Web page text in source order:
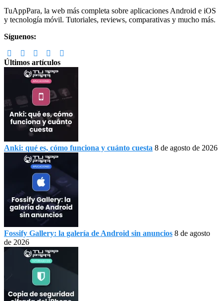
Footer
TuAppPara, la web más completa sobre aplicaciones Android e iOS
y tecnología móvil. Tutoriales, reviews, comparativas y mucho más.
Síguenos:
Últimos artículos
Anki: qué es, cómo funciona y cuánto cuesta 8 de agosto de 2026
Fossify Gallery: la galería de Android sin anuncios 8 de agosto
de 2026